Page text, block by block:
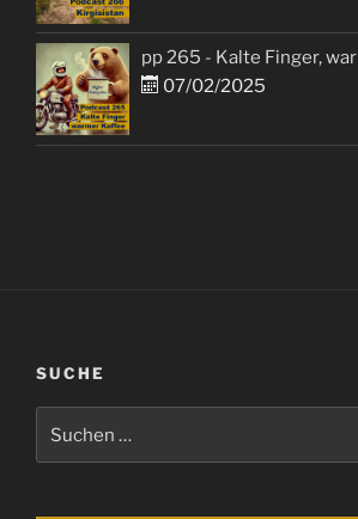
pp 265 - Kalte Finger,
07/02/2025
SUCHE